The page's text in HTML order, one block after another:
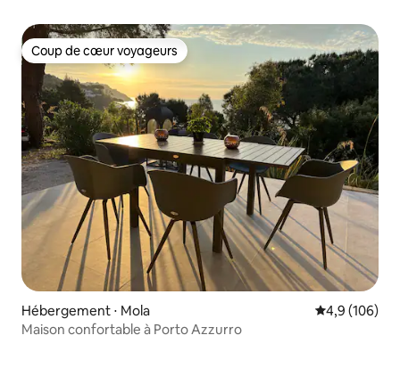
Coup de cœur voyageurs
Coup de cœur voyageurs
Hébergement ⋅ Mola Évaluation
4,9 (106)
Maison confortable à Porto Azzurro